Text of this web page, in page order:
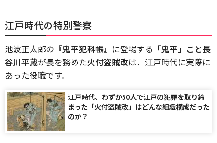
江戸時代の特別警察
池波正太郎の 『鬼平犯科帳』 に登場する 「鬼平」こと長
谷川平蔵が長を務めた火付盗賊改は、江戸時代に実際に
あった役職です。
江戸時代、わずか50人で江戸の犯罪を取り締
まった「火付盗賊改」はどんな組織構成だった
のか？